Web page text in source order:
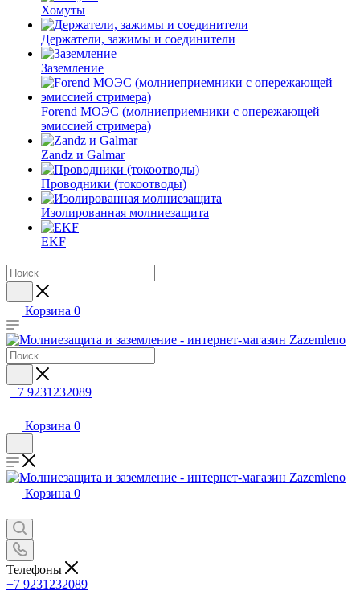
Хомуты
Держатели, зажимы и соединители
Заземление
Forend МОЭС (молниеприемники с опережающей
эмиссией стримера)
Zandz и Galmar
Проводники (токоотводы)
Изолированная молниезащита
EKF
Корзина 0
+7 9231232089
Корзина 0
Корзина 0
Телефоны
+7 9231232089